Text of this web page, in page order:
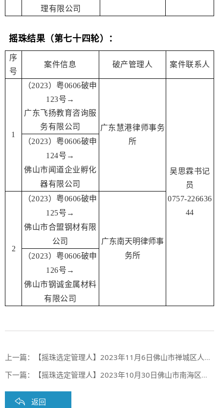
理有限公司
摇珠结果（第七十四轮）：
序
号
案件信息 破产管理人 案件联系人
1
（2023）粤0606破申
123号→
广东飞扬教育咨询服
务有限公司
广东慧港律师事务
所
吴思霖书记
员
0757-226636
44
（2023）粤0606破申
124号→
佛山市闻道企业孵化
器有限公司
2
（2023）粤0606破申
125号→
佛山市合盟钢材有限
公司
广东南天明律师事
务所
（2023）粤0606破申
126号→
佛山市钢诚金属材料
有限公司
上一篇：
【摇珠选定管理人】2023年11月6日佛山市禅城区人民法院摇珠选定管理人结果
下一篇：
【摇珠选定管理人】2023年10月30日佛山市南海区人民法院摇珠选定管理人结果
返回